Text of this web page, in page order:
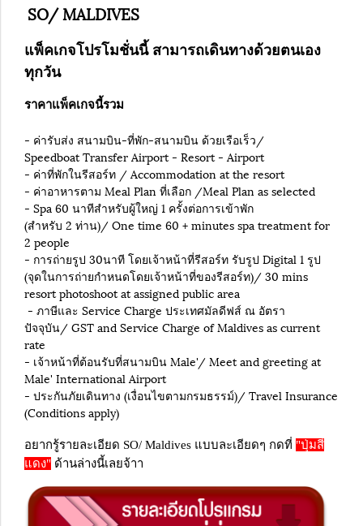
SO/ MALDIVES
แพ็คเกจโปรโมชั่นนี้ สามารถเดินทางด้วยตนเอง
ทุกวัน
ราคาแพ็คเกจนี้รวม
- ค่ารับส่ง สนามบิน-ที่พัก-สนามบิน ด้วยเรือเร็ว/
Speedboat Transfer Airport - Resort - Airport
- ค่าที่พักในรีสอร์ท / Accommodation at the resort
- ค่าอาหารตาม Meal Plan ที่เลือก /Meal Plan as selected
- Spa 60 นาทีสำหรับผู้ใหญ่ 1 ครั้งต่อการเข้าพัก
(สำหรับ 2 ท่าน)/ One time 60 + minutes spa treatment for
2 people
- การถ่ายรูป 30นาที โดยเจ้าหน้าที่รีสอร์ท รับรูป Digital 1 รูป
(จุดในการถ่ายกำหนดโดยเจ้าหน้าที่ของรีสอร์ท)/ 30 mins
resort photoshoot at assigned public area
- ภาษีและ Service Charge ประเทศมัลดีฟส์ ณ อัตรา
ปัจจุบัน/ GST and Service Charge of Maldives as current
rate
- เจ้าหน้าที่ต้อนรับที่สนามบิน Male'/ Meet and greeting at
Male' International Airport
- ประกันภัยเดินทาง (เงื่อนไขตามกรมธรรม์)/ Travel Insurance
(Conditions apply)
อยากรู้รายละเอียด SO/ Maldives แบบละเอียดๆ กดที่ "ปุ่มสี
แดง" ด้านล่างนี้เลยจ้าา